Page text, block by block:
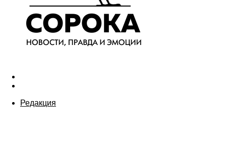
Редакция